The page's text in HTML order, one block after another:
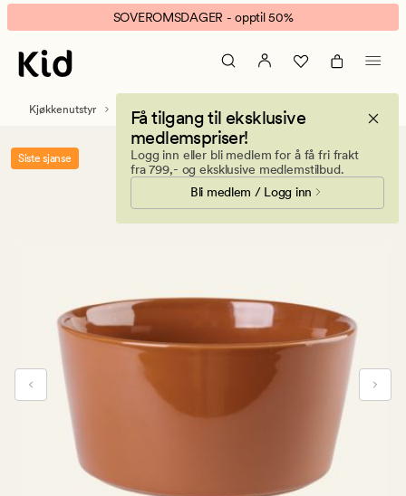
Elsa
skål
brun
banner.
Klikk
ESCAPE
pause.
SOVEROMSDAGER - opptil 50%
Få tilgang til eksklusive
medlemspriser!
Logg inn eller bli medlem for å få fri frakt
fra 799,- og eksklusive medlemstilbud.
Bli medlem / Logg inn
Kjøkkenutstyr Servise Tallerkener og skåler
Siste sjanse